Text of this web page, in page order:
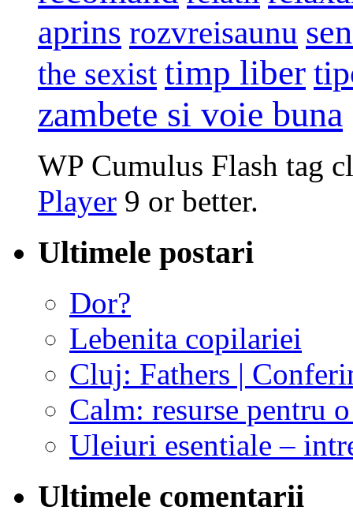
aprins rozvreisaunu
the sexist timp liber
zambete si voie buna
WP Cumulus Flash tag
Player 9 or better.
Ultimele postari
Dor?
Lebenita copilariei
Cluj: Fathers |
Calm: resurse pentru
Uleiuri esentiale –
Ultimele comentarii